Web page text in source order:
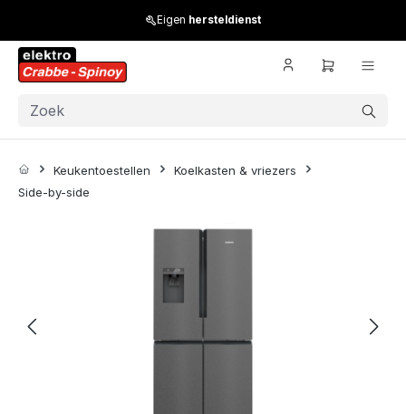
Eigen hersteldienst
Keukentoestellen
Koelkasten & vriezers
Side-by-side